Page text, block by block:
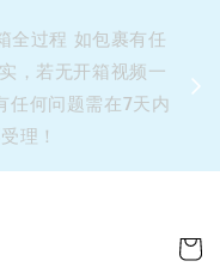
全过程 如包裹有任
，若无开箱视频一
任何问题需在7天内
理！